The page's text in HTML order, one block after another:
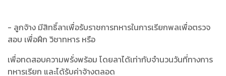
- ลูกจ้าง มีสิทธิ์ลาเพื่อรับราชการทหารในการเรียกพลเพื่อตรวจ
สอบ เพื่อฝึก วิชาทหาร หรือ
เพื่อทดสอบความพรั่งพร้อม โดยลาได้เท่ากับจำนวนวันที่ทางการ
ทหารเรียก และได้รับค่าจ้างตลอด